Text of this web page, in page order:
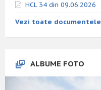
HCL 34 din 09.06.2026
Vezi toate documentele
ALBUME FOTO